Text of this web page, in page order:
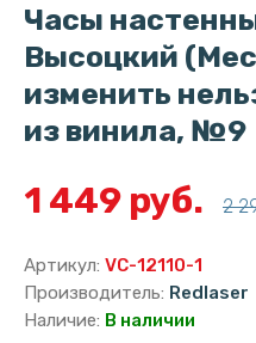
Часы
Высоцкий
изменить
из винила, №9
1 449 руб. 2
Артикул: VC-12110-1
Производитель: Redlaser
Наличие: В наличии